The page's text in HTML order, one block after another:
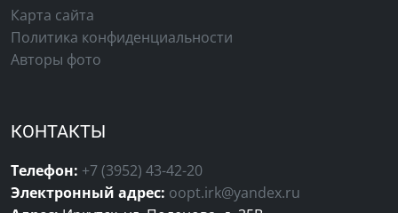
Карта сайта
Политика конфиденциальности
Авторы фото
КОНТАКТЫ
Телефон: +7 (3952) 43-42-20
Электронный адреc: oopt.irk@yandex.ru